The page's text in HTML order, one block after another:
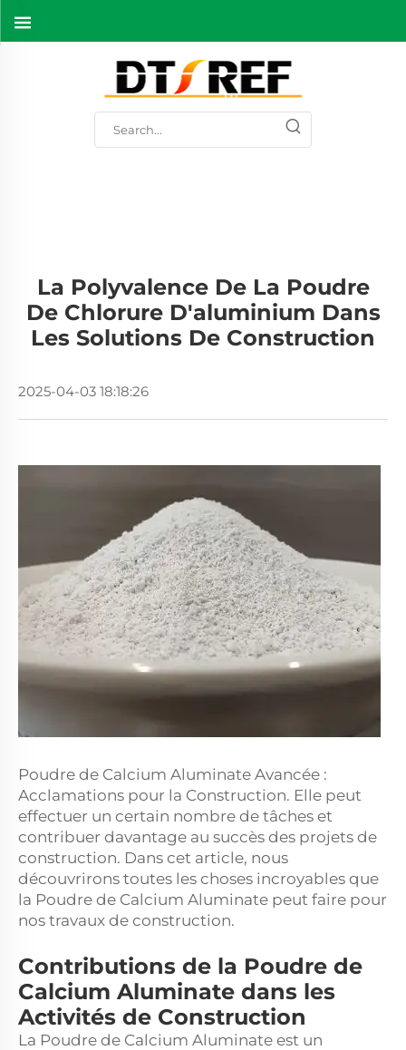
La Polyvalence De La Poudre
De Chlorure D'aluminium Dans
Les Solutions De Construction
2025-04-03 18:18:26
Poudre de Calcium Aluminate Avancée :
Acclamations pour la Construction. Elle peut
effectuer un certain nombre de tâches et
contribuer davantage au succès des projets de
construction. Dans cet article, nous
découvrirons toutes les choses incroyables que
la Poudre de Calcium Aluminate peut faire pour
nos travaux de construction.
Contributions de la Poudre de
Calcium Aluminate dans les
Activités de Construction
La Poudre de Calcium Aluminate est un